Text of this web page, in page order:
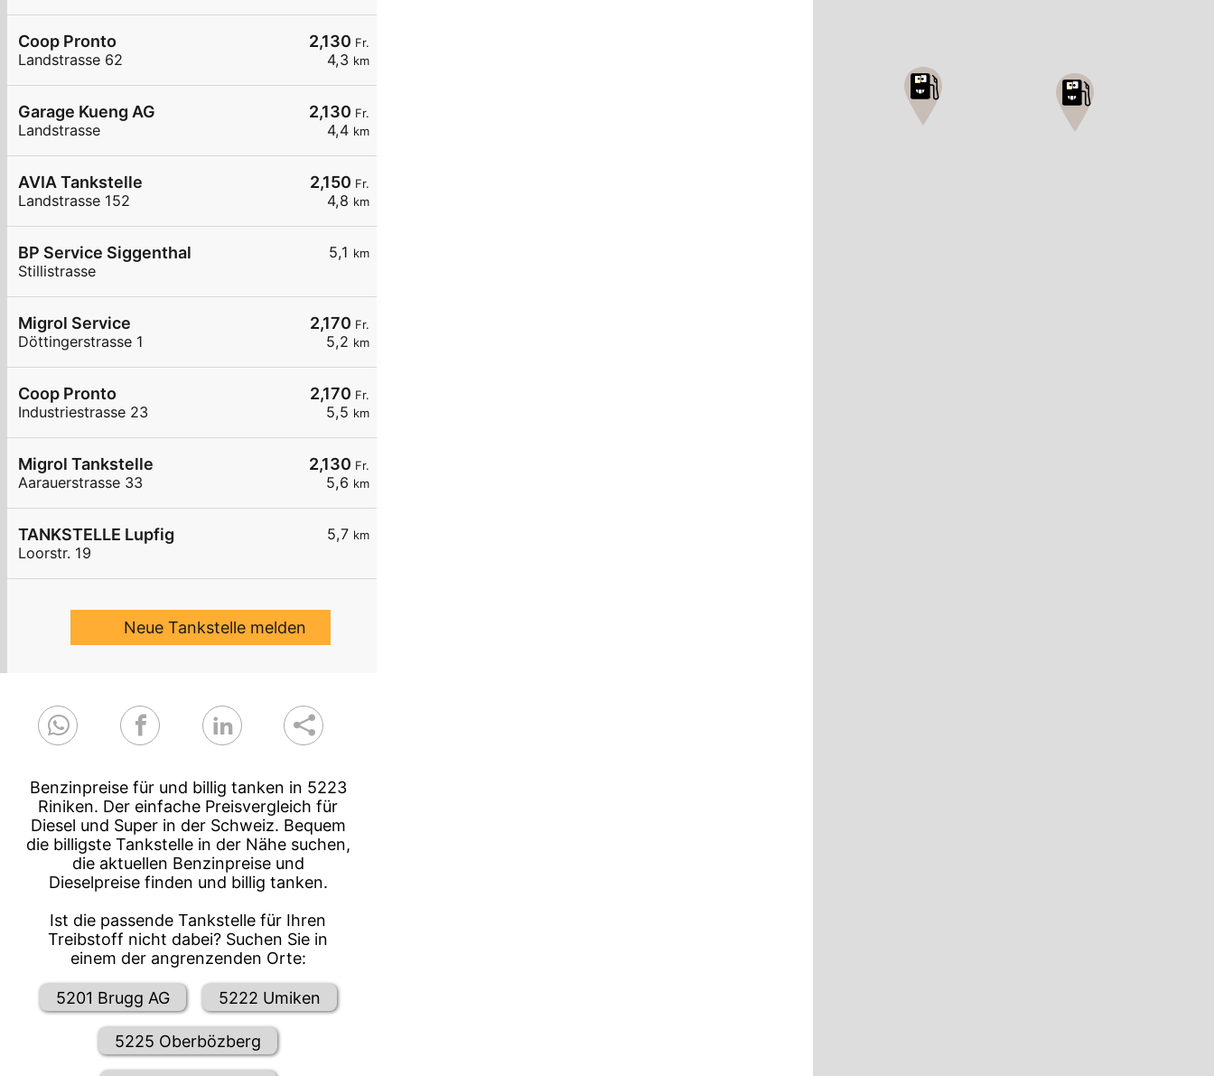
2,130 Fr.
4,3 km
Coop Pronto
Landstrasse 62
2,130 Fr.
4,4 km
Garage Kueng AG
Landstrasse
2,150 Fr.
4,8 km
AVIA Tankstelle
Landstrasse 152
5,1 km
BP Service Siggenthal
Stillistrasse
2,170 Fr.
5,2 km
Migrol Service
Döttingerstrasse 1
2,170 Fr.
5,5 km
Coop Pronto
Industriestrasse 23
2,130 Fr.
5,6 km
Migrol Tankstelle
Aarauerstrasse 33
5,7 km
TANKSTELLE Lupfig
Loorstr. 19
Neue Tankstelle melden
Benzinpreise für und billig tanken in 5223
Riniken. Der einfache Preisvergleich für
Diesel und Super in der Schweiz. Bequem
die billigste Tankstelle in der Nähe suchen,
die aktuellen Benzinpreise und
Dieselpreise finden und billig tanken.
Ist die passende Tankstelle für Ihren
Treibstoff nicht dabei? Suchen Sie in
einem der angrenzenden Orte:
5201 Brugg AG 5222 Umiken
5225 Oberbözberg